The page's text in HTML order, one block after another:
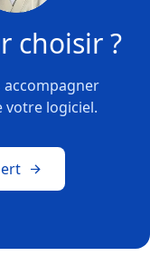
choisir ?
accompagner
votre logiciel.